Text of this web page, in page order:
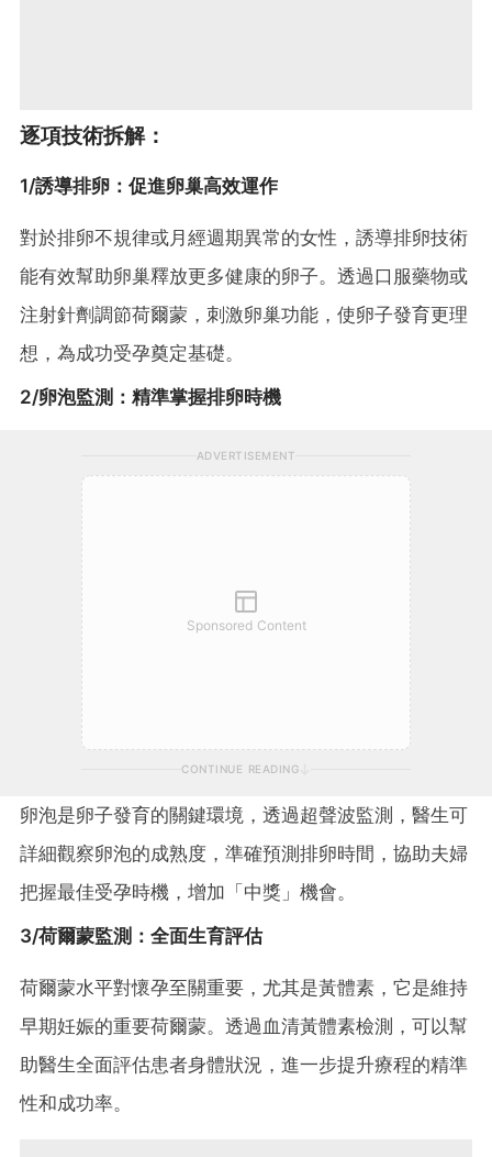
逐項技術拆解：
1/誘導排卵：促進卵巢高效運作
對於排卵不規律或月經週期異常的女性，誘導排卵技術
能有效幫助卵巢釋放更多健康的卵子。透過口服藥物或
注射針劑調節荷爾蒙，刺激卵巢功能，使卵子發育更理
想，為成功受孕奠定基礎。
2/卵泡監測：精準掌握排卵時機
ADVERTISEMENT
Sponsored Content
CONTINUE READING
卵泡是卵子發育的關鍵環境，透過超聲波監測，醫生可
詳細觀察卵泡的成熟度，準確預測排卵時間，協助夫婦
把握最佳受孕時機，增加「中獎」機會。
3/荷爾蒙監測：全面生育評估
荷爾蒙水平對懷孕至關重要，尤其是黃體素，它是維持
早期妊娠的重要荷爾蒙。透過血清黃體素檢測，可以幫
助醫生全面評估患者身體狀況，進一步提升療程的精準
性和成功率。